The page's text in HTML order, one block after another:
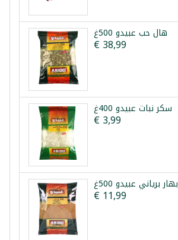
هال حب عبيدو 500غ
€ 38,99
سكر نبات عبيدو 400غ
€ 3,99
بهار برياني عبيدو 500غ
€ 11,99